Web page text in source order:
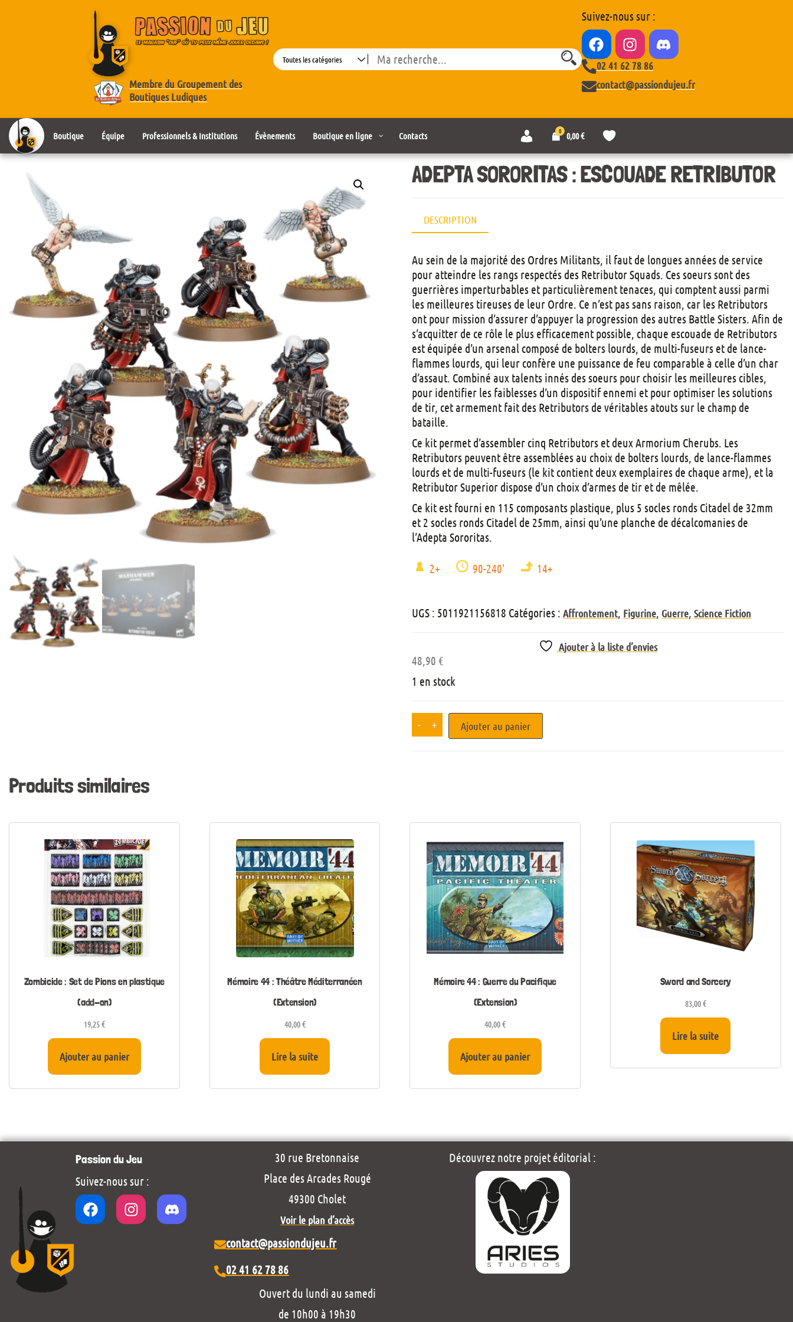
Membre du Groupement des
Boutiques Ludiques
Search
Suivez-nous sur :
02 41 62 78 86
contact@passiondujeu.fr
Boutique Équipe Professionnels & Institutions Évènements Boutique en ligne Contacts
n
c
o
m
0 0,00€
s
t
e
d
i
t
s
ADEPTA SORORITAS : ESCOUADE RETRIBUTOR
DESCRIPTION
Au sein de la majorité des Ordres Militants, il faut de longues années de service
pour atteindre les rangs respectés des Retributor Squads. Ces soeurs sont des
guerrières imperturbables et particulièrement tenaces, qui comptent aussi parmi
les meilleures tireuses de leur Ordre. Ce n’est pas sans raison, car les Retributors
ont pour mission d’assurer d’appuyer la progression des autres Battle Sisters. Afin de
s’acquitter de ce rôle le plus efficacement possible, chaque escouade de Retributors
est équipée d’un arsenal composé de bolters lourds, de multi-fuseurs et de lance-
flammes lourds, qui leur confère une puissance de feu comparable à celle d’un char
d’assaut. Combiné aux talents innés des soeurs pour choisir les meilleures cibles,
pour identifier les faiblesses d’un dispositif ennemi et pour optimiser les solutions
de tir, cet armement fait des Retributors de véritables atouts sur le champ de
bataille.
Ce kit permet d’assembler cinq Retributors et deux Armorium Cherubs. Les
Retributors peuvent être assemblées au choix de bolters lourds, de lance-flammes
lourds et de multi-fuseurs (le kit contient deux exemplaires de chaque arme), et la
Retributor Superior dispose d’un choix d’armes de tir et de mêlée.
Ce kit est fourni en 115 composants plastique, plus 5 socles ronds Citadel de 32mm
et 2 socles ronds Citadel de 25mm, ainsi qu’une planche de décalcomanies de
l’Adepta Sororitas.
2+ 90-240' 14+
UGS : 5011921156818 Catégories :Affrontement Figurine Guerre ,Science Fiction
Ajouter à la liste d’envies
48,90€
1 en stock
- + Ajouter au panier
Produits similaires
Zombicide : Set de Pions en plastique
(add-on)
19,25€
Ajouter au panier
Mémoire 44 : Théâtre Méditerranéen
(Extension)
40,00€
Lire la suite
Mémoire 44 : Guerre du Pacifique
(Extension)
40,00€
Ajouter au panier
Sword and Sorcery
83,00€
Lire la suite
Passion du Jeu
Suivez-nous sur :
30 rue Bretonnaise
Place des Arcades Rougé
49300 Cholet
Voir le plan d’accès
contact@passiondujeu.fr
02 41 62 78 86
Ouvert du lundi au samedi
de 10h00 à 19h30
Découvrez notre projet éditorial :